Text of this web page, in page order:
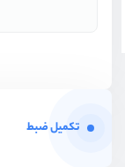
تکمیل ضبط